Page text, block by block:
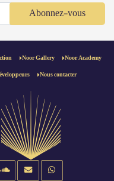
Abonnez-vous
Noor Gallery Noor Academy
Nous contacter